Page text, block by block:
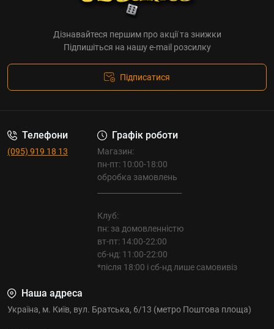
Дізнавайтеся першим про акції та знижки
Підпишіться на нашу e-mail розсилку
Підписатися
Телефони
(095) 919 18 13
Графік роботи
Магазин:
пн-пт: 10:00-18:00
обробка замовлень
Клуб:
пн: за домовленністю
вт-пт: 14:00-22:00
сб-нд: 11:00-22:00
*після 18:00 і сб-нд лише самовивіз
Наша адреса
Україна, м. Київ, вул. Братська, 6/13 (метро Поштова площа)